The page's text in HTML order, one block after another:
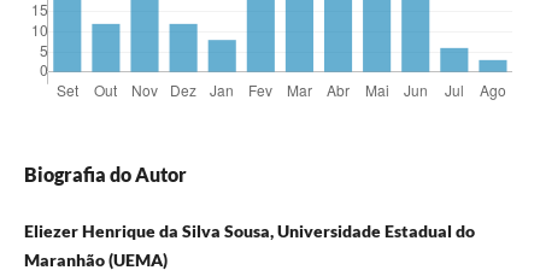
Biografia do Autor
Eliezer Henrique da Silva Sousa, Universidade Estadual do
Maranhão (UEMA)